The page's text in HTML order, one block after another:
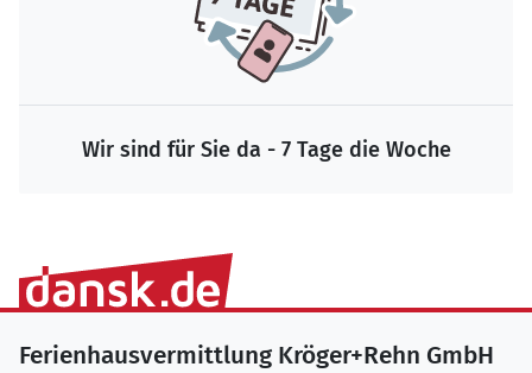
Wir sind für Sie da - 7 Tage die Woche
Ferienhausvermittlung Kröger+Rehn GmbH